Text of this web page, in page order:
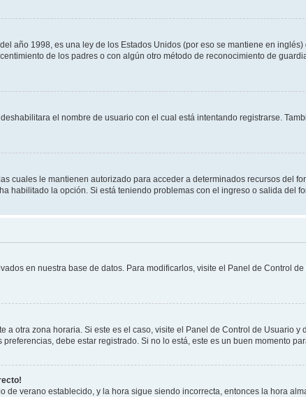
año 1998, es una ley de los Estados Unidos (por eso se mantiene en
de los padres o con algún otro método de reconocimiento de
el nombre de usuario con el cual está intentando registrarse.
cuales le mantienen autorizado para acceder a determinados recursos del
habilitado la opción. Si está teniendo problemas con el ingreso o salida del
en nuestra base de datos. Para modificarlos, visite el Panel de Control
otra zona horaria. Si este es el caso, visite el Panel de Control de Usuario
debe estar registrado. Si no lo está, este es un buen momento
verano establecido, y la hora sigue siendo incorrecta, entonces la hora